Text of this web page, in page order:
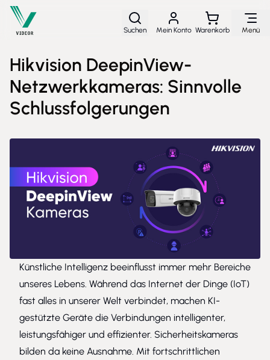
Direkt zum Inhalt
Suchen Mein Konto Warenkorb Menü
Hikvision DeepinView-
Netzwerkkameras: Sinnvolle
Schlussfolgerungen
Künstliche Intelligenz beeinflusst immer mehr Bereiche
unseres Lebens. Während das Internet der Dinge (IoT)
fast alles in unserer Welt verbindet, machen KI-
gestützte Geräte die Verbindungen intelligenter,
leistungsfähiger und effizienter. Sicherheitskameras
bilden da keine Ausnahme. Mit fortschrittlichen